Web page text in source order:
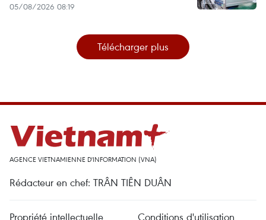
05/08/2026 08:19
Télécharger plus
AGENCE VIETNAMIENNE D'INFORMATION (VNA)
Rédacteur en chef: TRÂN TIÊN DUÂN
Propriété intellectuelle Conditions d'utilisation